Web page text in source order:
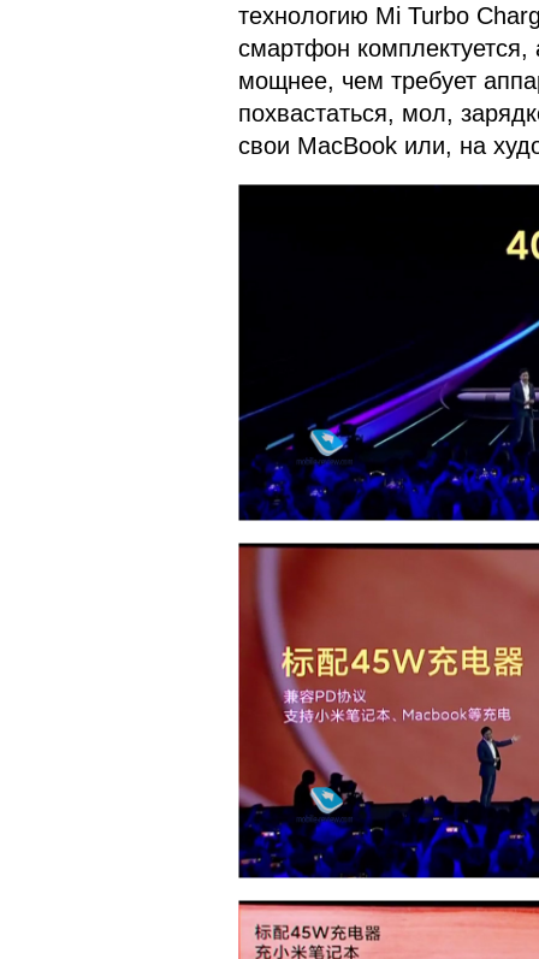
технологию Mi Turbo
смартфон
мощнее, чем требует
похвастаться, мол,
свои MacBook или, на